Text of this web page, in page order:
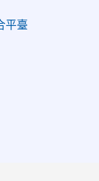
平臺